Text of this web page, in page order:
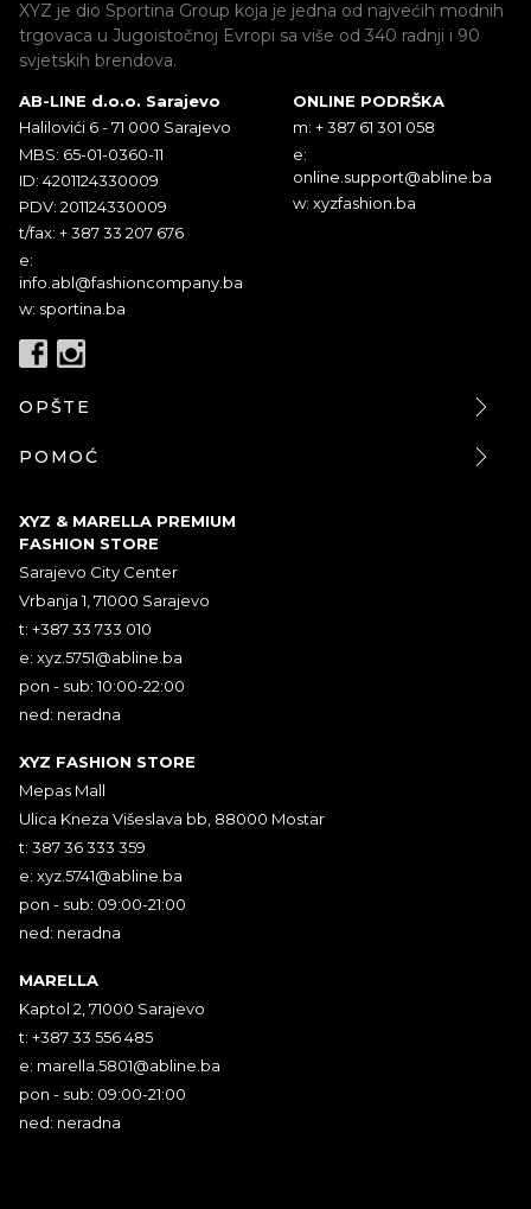
XYZ je dio Sportina Group koja je jedna od najvećih modnih
trgovaca u Jugoistočnoj Evropi sa više od 340 radnji i 90
svjetskih brendova.
AB-LINE d.o.o. Sarajevo
Halilovići 6 - 71 000 Sarajevo
MBS: 65-01-0360-11
ID: 4201124330009
PDV: 201124330009
t/fax: + 387 33 207 676
e:
info.abl@fashioncompany.ba
w: sportina.ba
ONLINE PODRŠKA
m: + 387 61 301 058
e:
online.support@abline.ba
w: xyzfashion.ba
OPŠTE
POMOĆ
XYZ & MARELLA PREMIUM
FASHION STORE
Sarajevo City Center
Vrbanja 1, 71000 Sarajevo
t: +387 33 733 010
e: xyz.5751@abline.ba
pon - sub: 10:00-22:00
ned: neradna
XYZ FASHION STORE
Mepas Mall
Ulica Kneza Višeslava bb, 88000 Mostar
t: 387 36 333 359
e: xyz.5741@abline.ba
pon - sub: 09:00-21:00
ned: neradna
MARELLA
Kaptol 2, 71000 Sarajevo
t: +387 33 556 485
e: marella.5801@abline.ba
pon - sub: 09:00-21:00
ned: neradna